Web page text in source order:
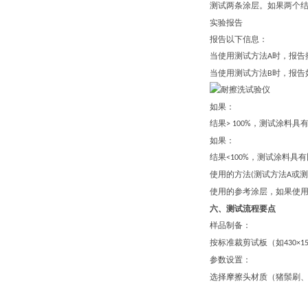
测试两条涂层。如果两个
实验报告
报告以下信息：
当使用测试方法A时，报告
当使用测试方法B时，报告
如果：
结果> 100% ，测试涂料具
如果：
结果<100% ，测试涂料具
使用的方法(测试方法A或
使用的参考涂层，如果使
六、 测试流程要点
样品制备 ：
按标准裁剪试板（如
参数设置 ：
选择摩擦头材质（猪鬃刷